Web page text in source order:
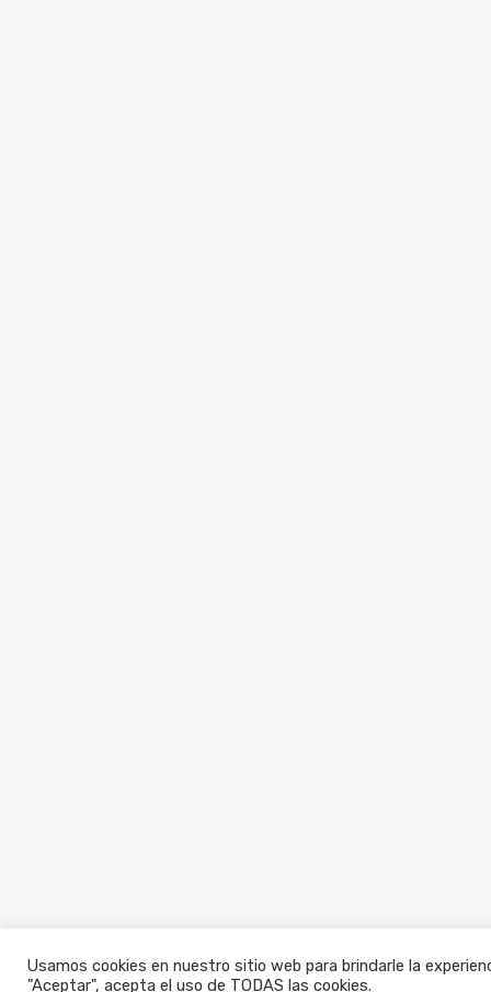
Usamos cookies en nuestro sitio web para brindarle la
"Aceptar", acepta el uso de TODAS las cookies.